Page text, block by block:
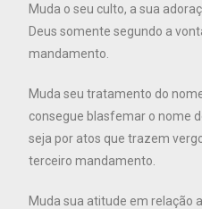
Muda o seu culto, a sua
Deus somente segundo a
mandamento.
Muda seu tratamento do
consegue blasfemar o nome
seja por atos que trazem
terceiro mandamento.
Muda sua atitude em relação